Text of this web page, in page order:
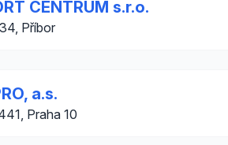
CENTRUM s.r.o.
Příbor
a.s.
Praha 10